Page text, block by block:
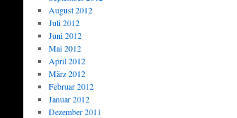
August 2012
Juli 2012
Juni 2012
Mai 2012
April 2012
März 2012
Februar 2012
Januar 2012
Dezember 2011